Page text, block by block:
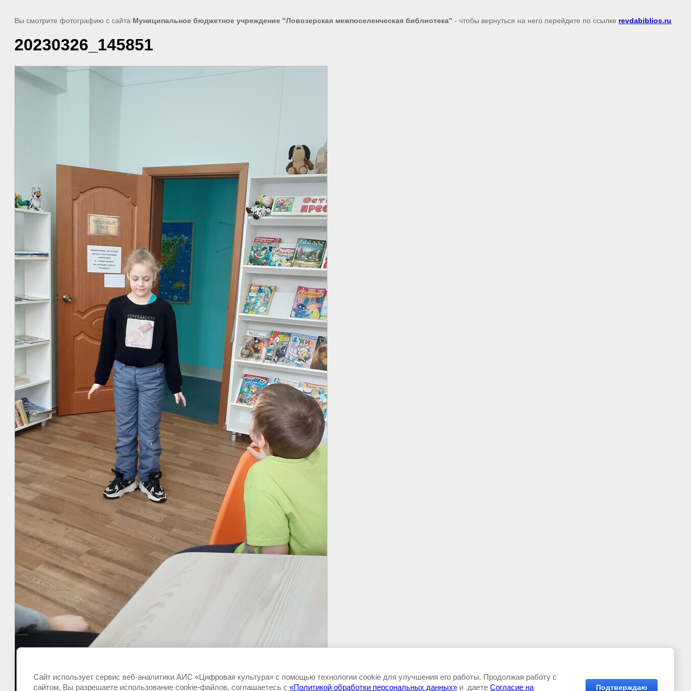
Вы смотрите фотографию с сайта Муниципальное бюджетное учреждение "Ловозерская межпоселенческая библиотека" - чтобы вернуться на него перейдите по ссылке revdabiblios.ru
20230326_145851
Сайт использует сервис веб-аналитики АИС «Цифровая культура» с помощью технологии cookie для улучшения его работы. Продолжая работу с
сайтом, Вы разрешаете использование cookie-файлов, соглашаетесь с «Политикой обработки персональных данных» и даете Согласие на Подтверждаю